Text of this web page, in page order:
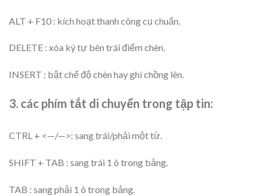
ALT + F10 : kích hoạt thanh công cụ chuẩn.
DELETE : xóa ký tự bên trái điểm chèn.
INSERT : bật chế độ chèn hay ghi chồng lên.
3. các phím tắt di chuyển trong tập tin:
CTRL + <—/—>: sang trái/phải một từ.
SHIFT + TAB : sang trái 1 ô trong bảng.
TAB : sang phải 1 ô trong bảng.